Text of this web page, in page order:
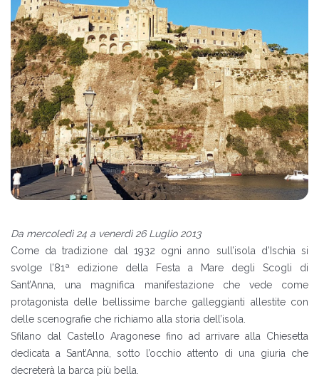
Da mercoledì 24 a venerdì 26 Luglio 2013
Come da tradizione dal 1932 ogni anno sull’isola d’Ischia si
svolge l’81ª edizione della Festa a Mare degli Scogli di
Sant’Anna, una magnifica manifestazione che vede come
protagonista delle bellissime barche galleggianti allestite con
delle scenografie che richiamo alla storia dell’isola.
Sfilano dal Castello Aragonese fino ad arrivare alla Chiesetta
dedicata a Sant’Anna, sotto l’occhio attento di una giuria che
decreterà la barca più bella.